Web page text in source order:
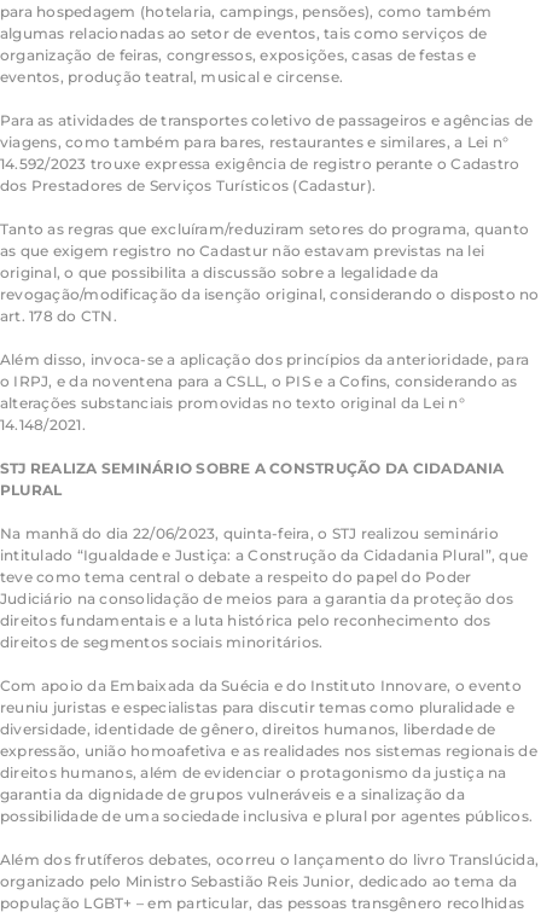
para hospedagem (hotelaria, campings, pensões), como também
algumas relacionadas ao setor de eventos, tais como serviços de
organização de feiras, congressos, exposições, casas de festas e
eventos, produção teatral, musical e circense.
Para as atividades de transportes coletivo de passageiros e agências de
viagens, como também para bares, restaurantes e similares, a Lei n°
14.592/2023 trouxe expressa exigência de registro perante o Cadastro
dos Prestadores de Serviços Turísticos (Cadastur).
Tanto as regras que excluíram/reduziram setores do programa, quanto
as que exigem registro no Cadastur não estavam previstas na lei
original, o que possibilita a discussão sobre a legalidade da
revogação/modificação da isenção original, considerando o disposto no
art. 178 do CTN.
Além disso, invoca-se a aplicação dos princípios da anterioridade, para
o IRPJ, e da noventena para a CSLL, o PIS e a Cofins, considerando as
alterações substanciais promovidas no texto original da Lei n°
14.148/2021.
STJ REALIZA SEMINÁRIO SOBRE A CONSTRUÇÃO DA CIDADANIA
PLURAL
Na manhã do dia 22/06/2023, quinta-feira, o STJ realizou seminário
intitulado “Igualdade e Justiça: a Construção da Cidadania Plural”, que
teve como tema central o debate a respeito do papel do Poder
Judiciário na consolidação de meios para a garantia da proteção dos
direitos fundamentais e a luta histórica pelo reconhecimento dos
direitos de segmentos sociais minoritários.
Com apoio da Embaixada da Suécia e do Instituto Innovare, o evento
reuniu juristas e especialistas para discutir temas como pluralidade e
diversidade, identidade de gênero, direitos humanos, liberdade de
expressão, união homoafetiva e as realidades nos sistemas regionais de
direitos humanos, além de evidenciar o protagonismo da justiça na
garantia da dignidade de grupos vulneráveis e a sinalização da
possibilidade de uma sociedade inclusiva e plural por agentes públicos.
Além dos frutíferos debates, ocorreu o lançamento do livro Translúcida,
organizado pelo Ministro Sebastião Reis Junior, dedicado ao tema da
população LGBT+ – em particular, das pessoas transgênero recolhidas